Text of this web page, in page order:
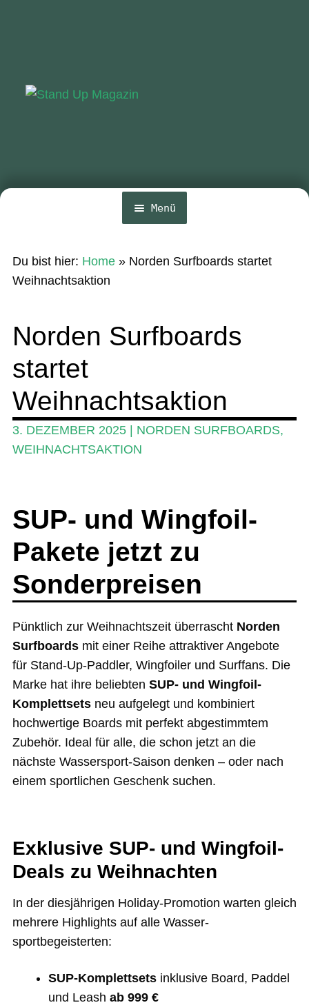
Menü
SUP-Events
Ratgeber
Stand Up Magazin TV
SPOT FINDER
Du bist hier: Home» Norden Surfboards startet
Weihnachtsaktion
Norden Surfboards
startet
Weihnachtsaktion
3. DEZEMBER 2025| NORDEN SURFBOARDS,
WEIHNACHTSAKTION
SUP- und Wingfoil-
Pakete jetzt zu
Sonderpreisen
Pünktlich zur Weihnachtszeit überrascht Norden
Surfboardsmit einer Reihe attraktiver Angebote
für Stand-Up-Paddler, Wingfoiler und Surffans. Die
Marke hat ihre beliebten SUP- und Wingfoil-
Komplettsetsneu aufgelegt und kombiniert
hochwertige Boards mit perfekt abgestimmtem
Zubehör. Ideal für alle, die schon jetzt an die
nächste Wassersport-Saison denken – oder nach
einem sportlichen Geschenk suchen.
Exklusive SUP- und Wingfoil-
Deals zu Weihnachten
In der diesjährigen Holiday-Promotion warten gleich
mehrere Highlights auf alle Wasser­
sportbegeisterten:
SUP-Komplettsets inklusive Board, Paddel
und Leashab 999 €